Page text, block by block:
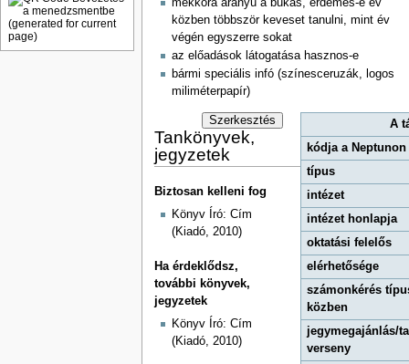
mekkora arányú a bukás, érdemes-e év
közben többször keveset tanulni, mint év
végén egyszerre sokat
az előadások látogatása hasznos-e
bármi speciális infó (színesceruzák, logos
miliméterpapír)
A
kódja a Neptunon
típus
intézet
intézet honlapja
oktatási felelős
elérhetősége
számonkérés
közben
jegymegajánlás/
verseny
Szerkesztés
Tankönyvek,
jegyzetek
Biztosan kelleni fog
Könyv Író: Cím
(Kiadó, 2010)
Ha érdeklődsz,
további könyvek,
jegyzetek
Könyv Író: Cím
(Kiadó, 2010)